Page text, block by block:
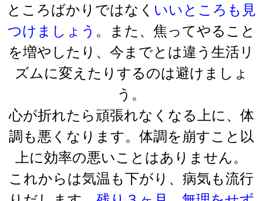
ところばかりではなく いいところも見
つけましょう 。また、焦ってやること
を増やしたり、今までとは違う生活リ
ズムに変えたりするのは避けましょ
う。
心が折れたら頑張れなくなる上に、体
調も悪くなります。体調を崩すこと以
上に効率の悪いことはありません。
これからは気温も下がり、病気も流行